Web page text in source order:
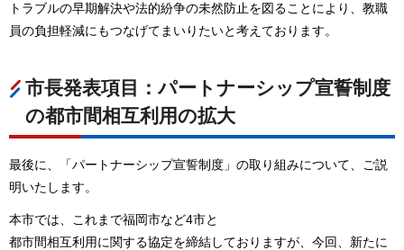
トラブルの早期解決や法的紛争の未然防止を図ることにより、教職
員の負担軽減にもつなげてまいりたいと考えております。
市長発表項目：パートナーシップ宣誓制度
の都市間相互利用の拡大
最後に、「パートナーシップ宣誓制度」の取り組みについて、ご説
明いたします。
本市では、これまで福岡市など4市と
都市間相互利用に関する協定を締結しておりますが、今回、新たに